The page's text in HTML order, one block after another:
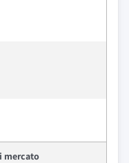
mercato